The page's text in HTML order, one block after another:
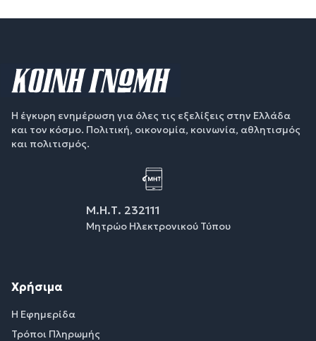
Η έγκυρη ενημέρωση για όλες τις εξελίξεις στην Ελλάδα
και τον κόσμο. Πολιτική, οικονομία, κοινωνία, αθλητισμός
και πολιτισμός.
Μ.Η.Τ. 232111
Μητρώο Ηλεκτρονικού Τύπου
Χρήσιμα
Η Εφημερίδα
Τρόποι Πληρωμής